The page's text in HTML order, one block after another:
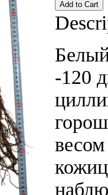
-120